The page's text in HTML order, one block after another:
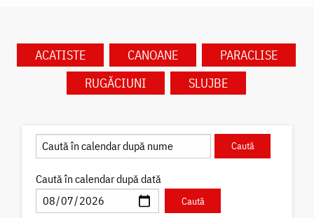
ACATISTE CANOANE
PARACLISE
RUGĂCIUNI
SLUJBE
Caută în calendar după dată